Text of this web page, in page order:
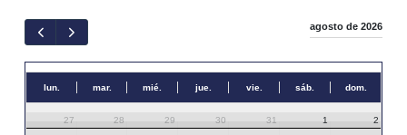
agosto de 2026
lun. mar. mié. jue. vie. sáb. dom.
27 28 29 30 31 1 2